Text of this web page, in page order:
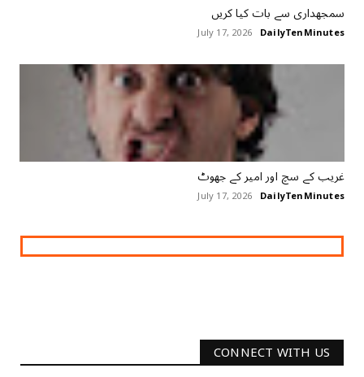
سمجھداری سے بات ‏کیا ‏کریں
DailyTenMinutes
July 17, 2026
غریب کے سچ اور امیر کے جھوٹ
DailyTenMinutes
July 17, 2026
CONNECT WITH US